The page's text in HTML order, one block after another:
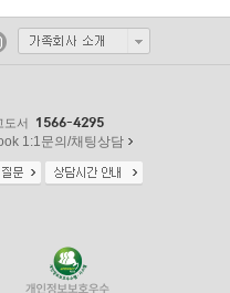
도서 1566-4295
1:1문의/채팅상담